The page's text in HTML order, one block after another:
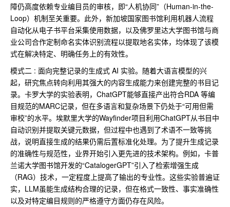
障仍高度依赖专业编目员的审核，即“人机协同”（Human-in-the-
Loop）机制至关重要。此外，新加坡国家图书馆利用机器人流程
自动化从电子书平台采集使用数据，以及佛罗里达大学图书馆与商
业公司合作定制命名实体识别流程以提取地名实体，均体现了该模
式在解决特定、明确任务上的有效性。
模式二 : 面向完整记录的生成式 AI 实验。随着大语言模型的兴
起，研究焦点转向利用其强大的内容生成能力来创建完整的书目记
录。卡罗大学的实验表明，ChatGPT能够直接产出符合RDA 等编
目规范的MARC记录，但在多语言和复杂场景下仍处于“可用但需
审校”的水平。埃默里大学的Wayfinder项目利用ChatGPT从书目中
自动识别并提取关键元数据，但过程中也遇到了术语不一致等挑
战，说明直接生成的结果仍需后置标准化处理。为了提升生成记录
的准确性与规范性，业界开始引入更先进的技术架构。例如，卡普
兰诺大学图书馆开发的“CatalogerGPT”引入了检索增强生成
（RAG）技术，一定程度上提高了输出的专业性。这些实验普遍证
实，LLM虽能生成结构合理的记录，但在格式一致性、事实准确性
以及对特定编目规则的严格遵守方面仍存在风险。